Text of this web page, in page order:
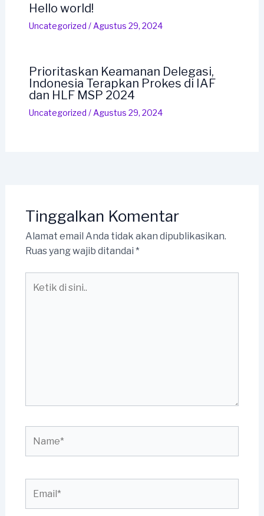
Hello world!
Uncategorized /Agustus 29, 2024
Prioritaskan Keamanan Delegasi,
Indonesia Terapkan Prokes di IAF
dan HLF MSP 2024
Uncategorized /Agustus 29, 2024
Tinggalkan Komentar
Alamat email Anda tidak akan dipublikasikan.
Ruas yang wajib ditandai *